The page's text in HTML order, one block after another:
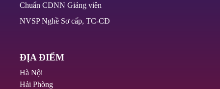
Chuẩn CDNN Giảng viên
NVSP Nghề Sơ cấp, TC-CĐ
ĐỊA ĐIỂM
Hà Nội
Hải Phòng